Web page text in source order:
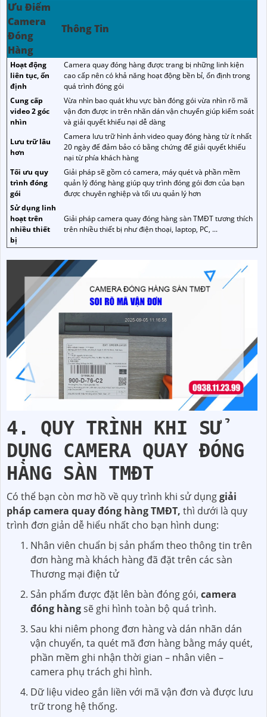
Ưu Điểm
Camera
Đóng
Hàng
Thông Tin
Hoạt động
liên tục, ổn
định
Camera quay đóng hàng được trang bị những linh kiện
cao cấp nên có khả năng hoạt động bền bỉ, ổn định trong
quá trình đóng gói
Cung cấp
video 2 góc
nhìn
Vừa nhìn bao quát khu vực bàn đóng gói vừa nhìn rõ mã
vận đơn được in trên nhãn dán vận chuyển giúp kiểm soát
và giải quyết khiếu nại dễ dàng
Lưu trữ lâu
hơn
Camera lưu trữ hình ảnh video quay đóng hàng từ ít nhất
20 ngày để đảm bảo có bằng chứng để giải quyết khiếu
nại từ phía khách hàng
Tối ưu quy
trình đóng
gói
Giải pháp sẽ gồm có camera, máy quét và phần mềm
quản lý đóng hàng giúp quy trình đóng gói đơn của bạn
được chuyên nghiệp và tối ưu quản lý hơn
Sử dụng linh
hoạt trên
nhiều thiết
bị
Giải pháp camera quay đóng hàng sàn TMĐT tương thích
trên nhiều thiết bị như điện thoại, laptop, PC, ...
4. QUY TRÌNH KHI SỬ
DỤNG CAMERA QUAY ĐÓNG
HÀNG SÀN TMĐT
Có thể bạn còn mơ hồ về quy trình khi sử dụnggiải
pháp camera quay đóng hàng TMĐT, thì dưới là quy
trình đơn giản dễ hiểu nhất cho bạn hình dung:
Nhân viên chuẩn bị sản phẩm theo thông tin trên
đơn hàng mà khách hàng đã đặt trên các sàn
Thương mại điện tử
Sản phẩm được đặt lên bàn đóng gói, camera
đóng hàngsẽ ghi hình toàn bộ quá trình.
Sau khi niêm phong đơn hàng và dán nhãn dán
vận chuyển, ta quét mã đơn hàng bằng máy quét,
phần mềm ghi nhận thời gian – nhân viên –
camera phụ trách ghi hình.
Dữ liệu video gắn liền với mã vận đơn và được lưu
trữ trong hệ thống.